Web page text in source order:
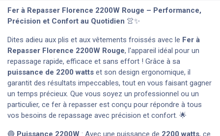
Fer à Repasser Florence 2200W Rouge – Performance,
Précision et Confort au Quotidien 👚✨
Dites adieu aux plis et aux vêtements froissés avec le Fer à
Repasser Florence 2200W Rouge, l'appareil idéal pour un
repassage rapide, efficace et sans effort ! Grâce à sa
puissance de 2200 watts et son design ergonomique, il
garantit des résultats impeccables, tout en vous faisant gagner
un temps précieux. Que vous soyez un professionnel ou un
particulier, ce fer à repasser est conçu pour répondre à tous
vos besoins de repassage avec précision et confort. 🌟
🔵 Puissance 2200W : Avec une puissance de 2200 watts, ce